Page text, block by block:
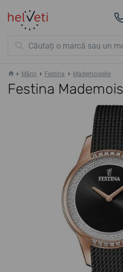
Mărci Festina Mademoiselle
Festina